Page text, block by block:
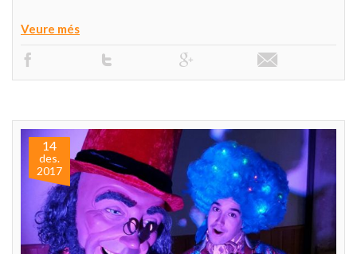
Veure més
14
des.
2017